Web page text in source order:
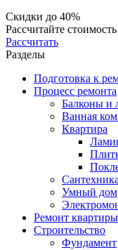
Скидки до 40%
Рассчитайте
Рассчитать
Разделы
Подготовка к
Процесс ремонта
Балконы и
Ванная
Квартира
Сантехника
Умный дом
Ремонт квартиры
Строительство
Фундамент